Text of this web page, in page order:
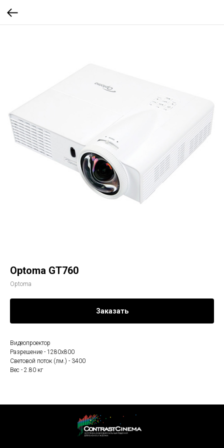
Optoma GT760
Optoma
Заказать
Видеопроектор
Разрешение - 1280x800
Световой поток (лм.) - 3400
Вес - 2.80 кг